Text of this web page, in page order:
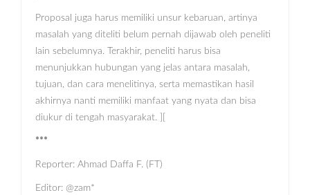
Proposal juga harus memiliki unsur kebaruan, artinya
masalah yang diteliti belum pernah dijawab oleh peneliti
lain sebelumnya. Terakhir, peneliti harus bisa
menunjukkan hubungan yang jelas antara masalah,
tujuan, dan cara menelitinya, serta memastikan hasil
akhirnya nanti memiliki manfaat yang nyata dan bisa
diukur di tengah masyarakat. ][
***
Reporter: Ahmad Daffa F. (FT)
Editor: @zam*